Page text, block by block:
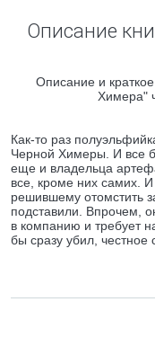
Описание
Описание и
Химера"
Как-то раз
Черной Химеры. И все
еще и владельца
все, кроме них самих.
решившему отомстить
подставили. Впрочем,
в компанию и требует
бы сразу убил, честное